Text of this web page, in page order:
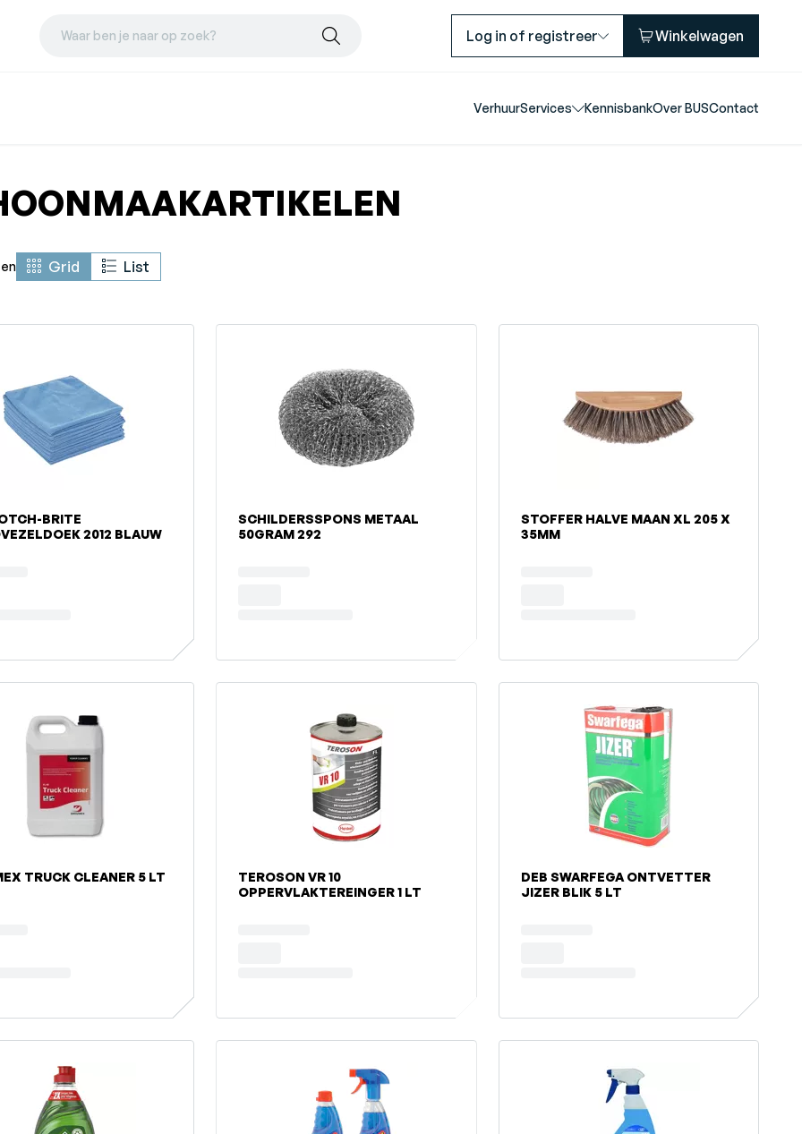
Waar ben je naar op zoek? Log in of registreer Winkelwagen
VerhuurServices KennisbankOver BUSContact
Grid List
BRITE
2012 BLAUW
SCHILDERSSPONS METAAL
50GRAM 292
STOFFER HALVE MAAN XL 205 X
35MM
TRUCK CLEANER 5 LT
TEROSON VR 10
OPPERVLAKTEREINGER 1 LT
DEB SWARFEGA ONTVETTER
JIZER BLIK 5 LT